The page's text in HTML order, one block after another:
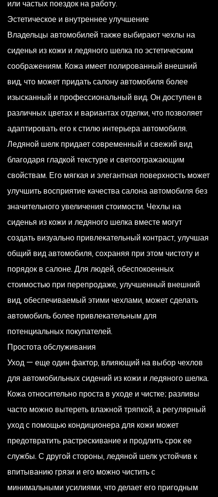
или частых поездок на работу.
Эстетическое и внутреннее улучшение
Владельцы автомобилей также выбирают чехлы на
сиденья из кожи и ледяного шелка по эстетическим
соображениям. Кожа имеет полированный внешний
вид, что может придать салону автомобиля более
изысканный и профессиональный вид. Он доступен в
различных цветах и ​​вариантах отделки, что позволяет
адаптировать его к стилю интерьера автомобиля.
Ледяной шелк придает современный и свежий вид
благодаря гладкой текстуре и светоотражающим
свойствам. Его мягкая и элегантная поверхность может
улучшить восприятие качества салона автомобиля без
значительного увеличения стоимости. Чехлы на
сиденья из кожи и ледяного шелка вместе могут
создать визуально привлекательный контраст, улучшая
общий вид автомобиля, сохраняя при этом чистоту и
порядок в салоне. Для людей, обеспокоенных
стоимостью при перепродаже, улучшенный внешний
вид, обеспечиваемый этими чехлами, может сделать
автомобиль более привлекательным для
потенциальных покупателей.
Простота обслуживания
Уход — еще один фактор, влияющий на выбор чехлов
для автомобильных сидений из кожи и ледяного шелка.
Кожа относительно проста в уходе и чистке; разливы
часто можно вытереть влажной тряпкой, а регулярный
уход с помощью кондиционера для кожи может
предотвратить растрескивание и продлить срок ее
службы. С другой стороны, ледяной шелк устойчив к
впитыванию грязи и его можно чистить с
минимальными усилиями, что делает его пригодным